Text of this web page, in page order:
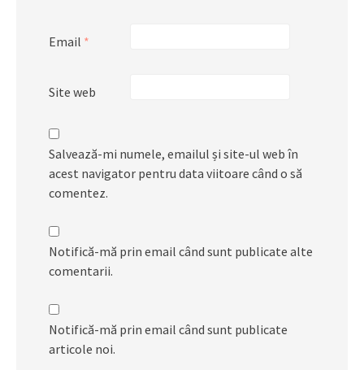
Email *
Site web
Salvează-mi numele, emailul și site-ul web în
acest navigator pentru data viitoare când o să
comentez.
Notifică-mă prin email când sunt publicate alte
comentarii.
Notifică-mă prin email când sunt publicate
articole noi.